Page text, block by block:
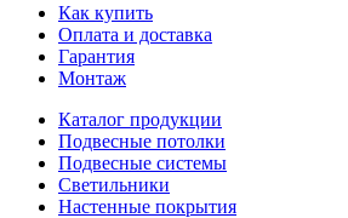
Как купить
Оплата и доставка
Гарантия
Монтаж
Каталог продукции
Подвесные потолки
Подвесные системы
Светильники
Настенные покрытия